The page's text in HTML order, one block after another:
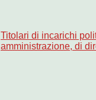
Titolari di incarichi
amministrazione, di